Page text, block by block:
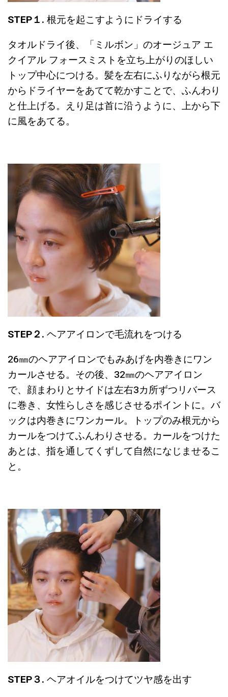
STEP１. 根元を起こすようにドライする
タオルドライ後、「ミルボン」のオージュア エ
クイアル フォースミストを立ち上がりのほしい
トップ中心につける。髪を左右にふりながら根元
からドライヤーをあてて乾かすことで、ふんわり
と仕上げる。えり足は首に沿うように、上から下
に風をあてる。
STEP２. ヘアアイロンで毛流れをつける
26㎜のヘアアイロンでもみあげを内巻きにワン
カールさせる。その後、32㎜のヘアアイロン
で、顔まわりとサイドは左右3カ所ずつリバース
に巻き、女性らしさを感じさせるポイントに。バ
ックは内巻きにワンカール。トップのみ根元から
カールをつけてふんわりさせる。カールをつけた
あとは、指を通してくずして自然になじませるこ
と。
STEP３. ヘアオイルをつけてツヤ感を出す